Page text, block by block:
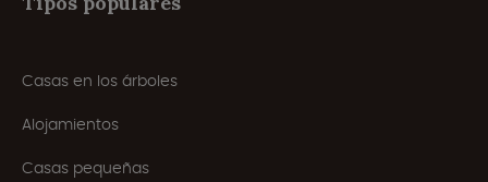
Casas en los árboles
Alojamientos
Casas pequeñas